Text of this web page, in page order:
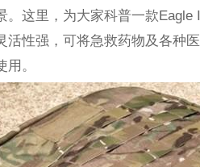
。这里，为大家科普一款
活性强，可将急救药物及各种
。